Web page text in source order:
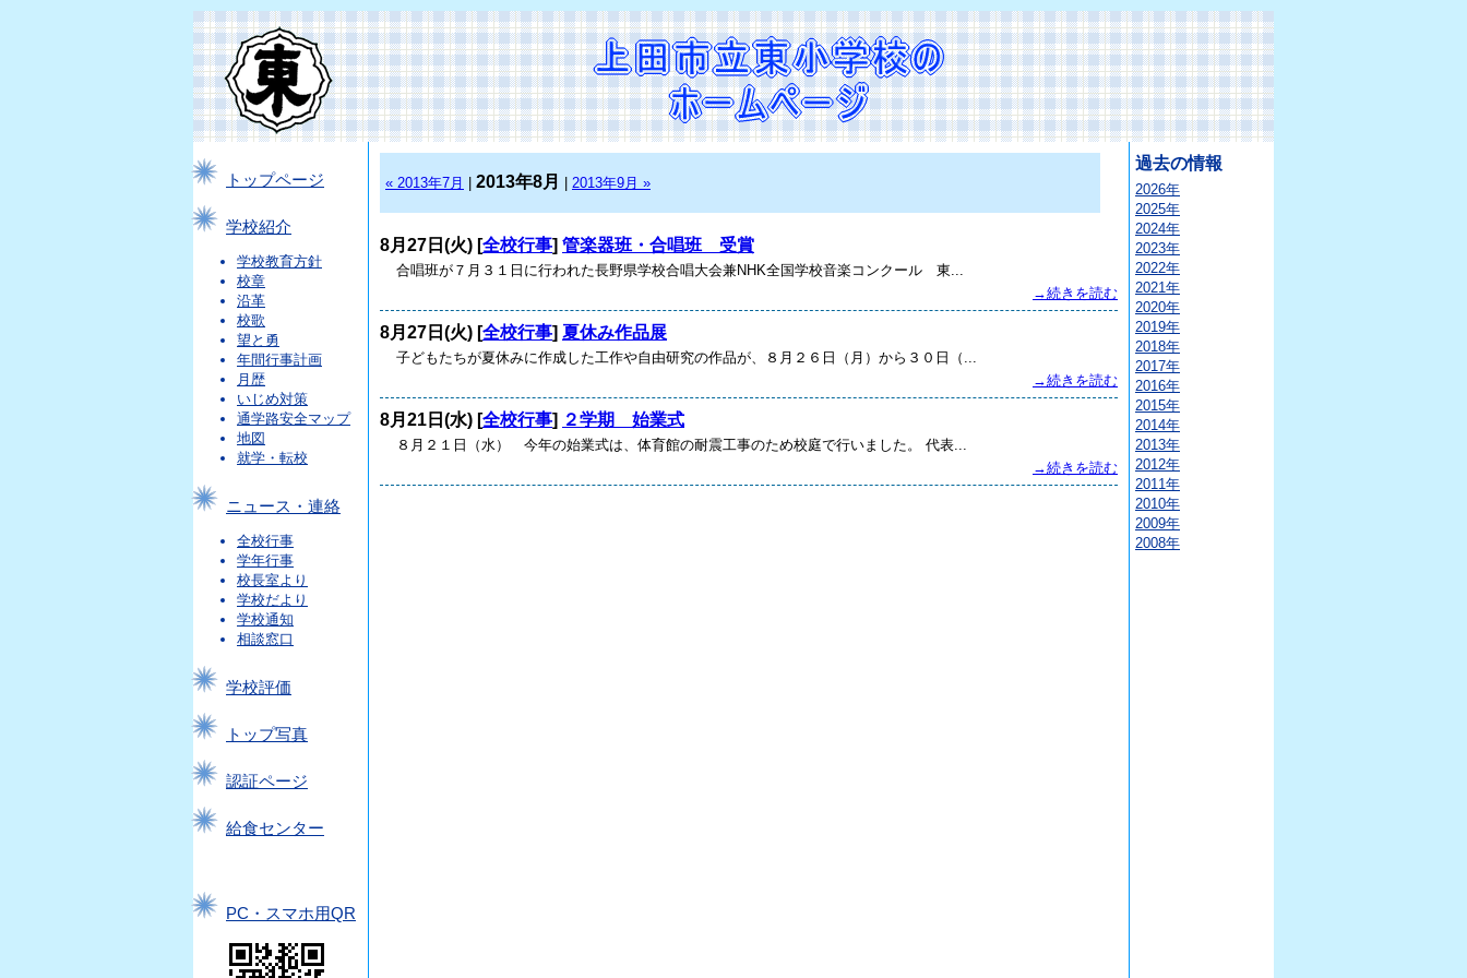
トップページ
学校紹介
学校教育方針
校章
沿革
校歌
望と勇
年間行事計画
月歴
いじめ対策
通学路安全マップ
地図
就学・転校
ニュース・連絡
全校行事
学年行事
校長室より
学校だより
学校通知
相談窓口
学校評価
トップ写真
認証ページ
給食センター
PC・スマホ用QR
« 2013年7月 2013年8月 2013年9月 »
8月27日(火) [全校行事] 管楽器班・合唱班 受賞
合唱班が７月３１日に行われた長野県学校合唱大会兼NHK全国学校音楽コンクール 東...
→続きを読む
8月27日(火) [全校行事] 夏休み作品展
子どもたちが夏休みに作成した工作や自由研究の作品が、８月２６日（月）から３０日（...
→続きを読む
8月21日(水) [全校行事] ２学期 始業式
８月２１日（水） 今年の始業式は、体育館の耐震工事のため校庭で行いました。 代表...
→続きを読む
過去の情報
2026年
2025年
2024年
2023年
2022年
2021年
2020年
2019年
2018年
2017年
2016年
2015年
2014年
2013年
2012年
2011年
2010年
2009年
2008年